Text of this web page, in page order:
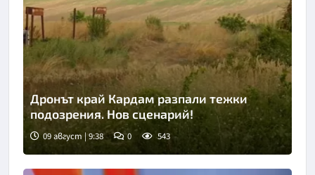
Снимка: Нова телевизия
Дронът край Кардам разпали тежки
подозрения. Нов сценарий!
09 август | 9:38 0 543